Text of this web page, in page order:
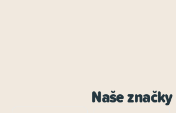
Naše značky